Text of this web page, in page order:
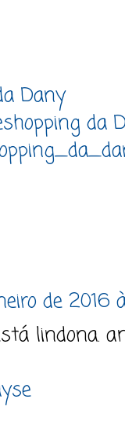
Dany
da
de 2016
lindona.